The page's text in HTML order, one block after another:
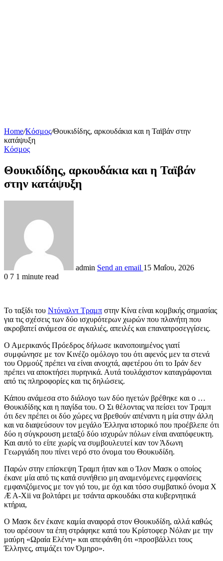
Home/Κόσμος/Θουκιδίδης, αρκουδάκια και η Ταϊβάν στην
κατάψυξη
Κόσμος
Θουκιδίδης, αρκουδάκια και η Ταϊβάν
στην κατάψυξη
admin Send an email 15 Μαΐου, 2026
0 7 1 minute read
Το ταξίδι του Ντόναλντ Τραμπ στην Κίνα είναι κομβικής σημασίας
για τις σχέσεις των δύο ισχυρότερων χωρών που πλανήτη που
ακροβατεί ανάμεσα σε αγκαλιές, απειλές και επαναπροσεγγίσεις.
Ο Αμερικανός Πρόεδρος δήλωσε ικανοποιημένος γιατί
συμφώνησε με τον Κινέζο ομόλογο του ότι αφενός μεν τα στενά
του Ορμούζ πρέπει να είναι ανοιχτά, αφετέρου ότι το Ιράν δεν
πρέπει να αποκτήσει πυρηνικά. Αυτά τουλάχιστον καταγράφονται
από τις πληροφορίες και τις δηλώσεις.
Κάπου ανάμεσα στο διάλογο των δύο ηγετών βρέθηκε και ο …
Θουκιδίδης και η παγίδα του. Ο Σι θέλοντας να πείσει τον Τραμπ
ότι δεν πρέπει οι δύο χώρες να βρεθούν απέναντι η μία στην άλλη
και να διαψεύσουν τον μεγάλο Έλληνα ιστορικό που προέβλεπε ότι
δύο η σύγκρουση μεταξύ δύο ισχυρών πόλων είναι αναπόφευκτη.
Και αυτό το είπε χωρίς να συμβουλευτεί καν τον Άδωνη
Γεωργιάδη που πίνει νερό στο όνομα του Θουκυδίδη.
Παρών στην επίσκεψη Τραμπ ήταν και ο Ίλον Μασκ ο οποίος
έκανε μία από τις κατά συνήθειο μη αναμενόμενες εμφανίσεις
εμφανιζόμενος με τον γιό του, με όχι και τόσο συμβατικό όνομα X
Æ A-Xii να βολτάρει με τσάντα αρκουδάκι στα κυβερνητικά
κτήρια,
Ο Μασκ δεν έκανε καμία αναφορά στον Θουκυδίδη, αλλά καθώς
του αρέσουν τα έπη στράφηκε κατά του Κρίστοφερ Νόλαν με την
μαύρη «Ωραία Ελένη» και απεφάνθη ότι «προσβάλλει τους
Έλληνες, ατιμάζει τον Όμηρο».